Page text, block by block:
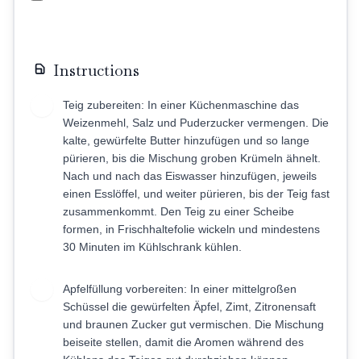
Instructions
Teig zubereiten: In einer Küchenmaschine das
Weizenmehl, Salz und Puderzucker vermengen. Die
kalte, gewürfelte Butter hinzufügen und so lange
pürieren, bis die Mischung groben Krümeln ähnelt.
Nach und nach das Eiswasser hinzufügen, jeweils
einen Esslöffel, und weiter pürieren, bis der Teig fast
zusammenkommt. Den Teig zu einer Scheibe
formen, in Frischhaltefolie wickeln und mindestens
30 Minuten im Kühlschrank kühlen.
Apfelfüllung vorbereiten: In einer mittelgroßen
Schüssel die gewürfelten Äpfel, Zimt, Zitronensaft
und braunen Zucker gut vermischen. Die Mischung
beiseite stellen, damit die Aromen während des